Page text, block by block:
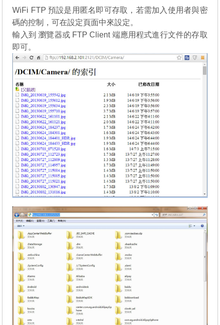
WiFi FTP 預設是用匿名即可存取，若需加入使用者與密
碼的控制，可在設定頁面中來設定。
輸入到 瀏覽器或 FTP Client 端應用程式進行文件的存取
即可。